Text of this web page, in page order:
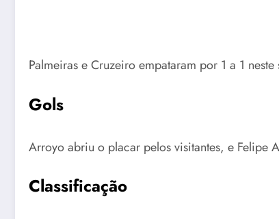
Palmeiras e Cruzeiro empataram por 1 a 1
Gols
Arroyo abriu o placar pelos visitantes, e Felipe
Classificação